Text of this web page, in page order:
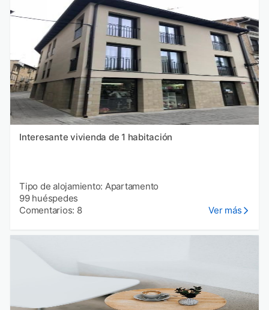
Interesante vivienda de 1 habitación
Tipo de alojamiento: Apartamento
99 huéspedes
Comentarios: 8
Ver más